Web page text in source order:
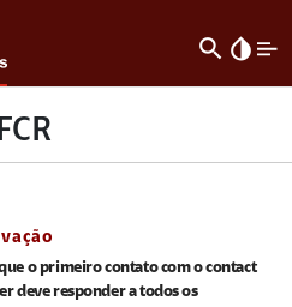
search invert_colors
o primeiro contato com o contact
deve responder a todos os